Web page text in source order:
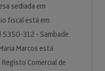
sediada em
fiscal está em
5350-312 - Sambade.
Marcos está
Comercial de